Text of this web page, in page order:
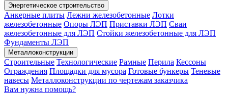
Энергетическое строительство
Анкерные плиты Лежни железобетонные Лотки
железобетонные Опоры ЛЭП Приставки ЛЭП Сваи
железобетонные для ЛЭП Стойки железобетонные для ЛЭП
Фундаменты ЛЭП
Металлоконструкции
Строительные Технологические Рамные Перила Кессоны
Ограждения Площадки для мусора Готовые бункеры Теневые
навесы Металлоконструкции по чертежам заказчика
Вам нужна помощь?